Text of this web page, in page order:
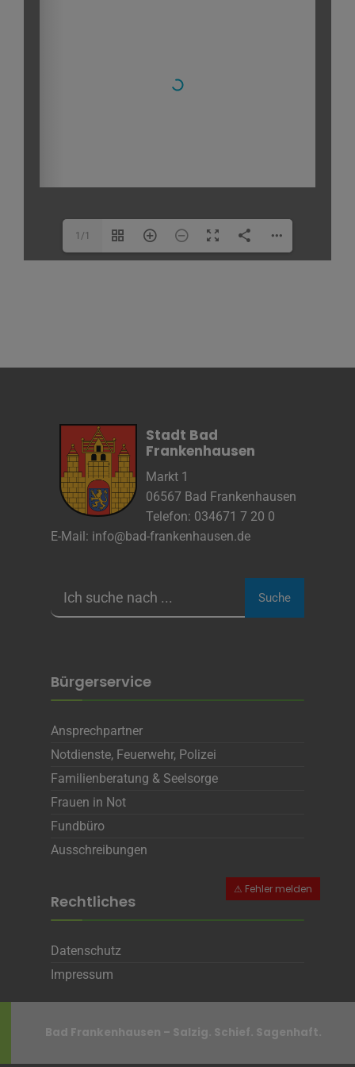
1/1
Stadt Bad
Frankenhausen
Markt 1
06567 Bad Frankenhausen
Telefon: 034671 7 20 0
E-Mail: info@bad-frankenhausen.de
Suche
Bürgerservice
Ansprechpartner
Notdienste, Feuerwehr, Polizei
Familienberatung & Seelsorge
Frauen in Not
Fundbüro
Ausschreibungen
Rechtliches
Datenschutz
Impressum
Bad Frankenhausen – Salzig. Schief. Sagenhaft.
Cookies die eventuell bei der Verwendung
Cookies die zur Darstellung der
Stellenanzeige verwendet werden